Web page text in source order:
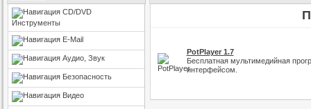
CD/DVD
Инструменты
E-Mail
Аудио, Звук
Безопасность
Видео
PotPlayer 1.7
Бесплатная мультимедийная
интерфейсом.